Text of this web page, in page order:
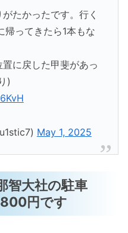
たかったです。行く
帰ってきたら1本もな
に戻した甲斐があっ
)
May 1, 2025
智大社の駐車
円です